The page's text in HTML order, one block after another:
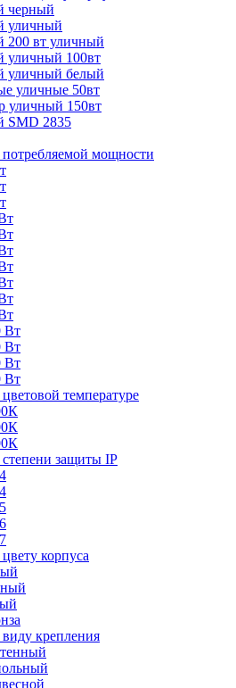
черный
уличный
200 вт уличный
уличный 100вт
уличный белый
уличные 50вт
уличный 150вт
SMD 2835
мощности
Вт
Вт
Вт
Вт
температуре
защиты IP
корпуса
крепления